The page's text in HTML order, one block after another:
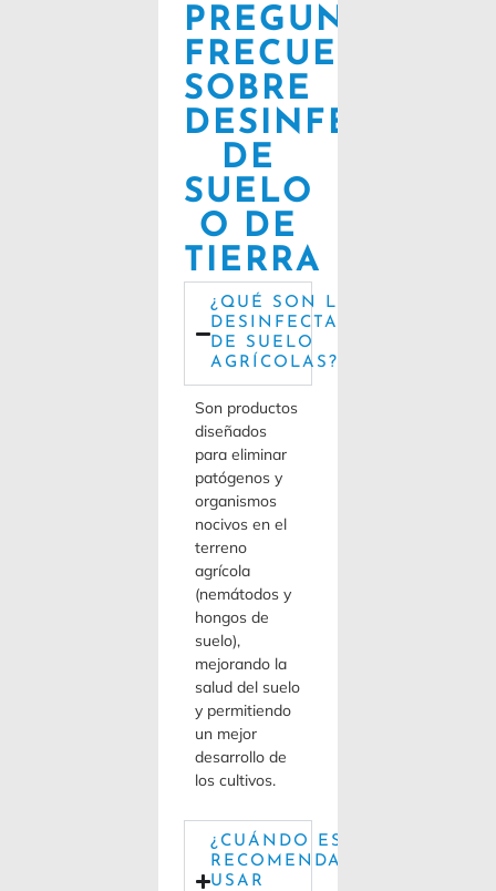
PREGUNTAS
FRECUENTES
SOBRE
DE
SUELO
O DE
TIERRA
¿QUÉ SON LOS
DESINFECTANTES
DE SUELO
AGRÍCOLAS?
Son productos
diseñados
para eliminar
patógenos y
organismos
nocivos en el
terreno
agrícola
(nemátodos y
hongos de
suelo),
mejorando la
salud del suelo
y permitiendo
un mejor
desarrollo de
los cultivos.
¿CUÁNDO ES
RECOMENDABLE
USAR